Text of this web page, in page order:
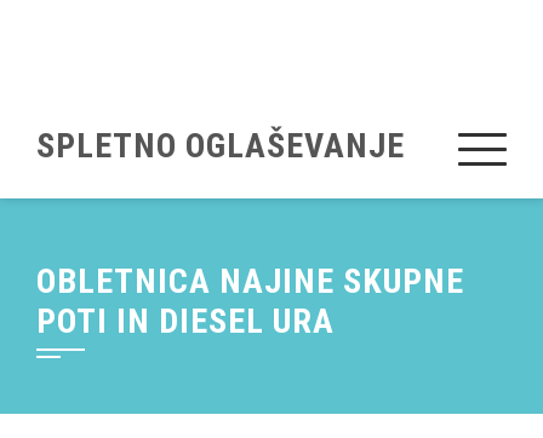
SPLETNO OGLAŠEVANJE
OBLETNICA NAJINE SKUPNE
POTI IN DIESEL URA